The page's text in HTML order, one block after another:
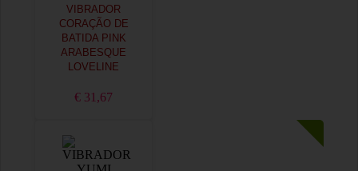
VIBRADOR
CORAÇÃO DE
BATIDA PINK
ARABESQUE
LOVELINE
€ 31,67